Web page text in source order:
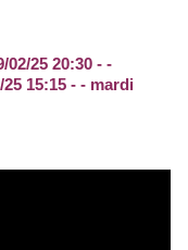
15:15 - - mardi